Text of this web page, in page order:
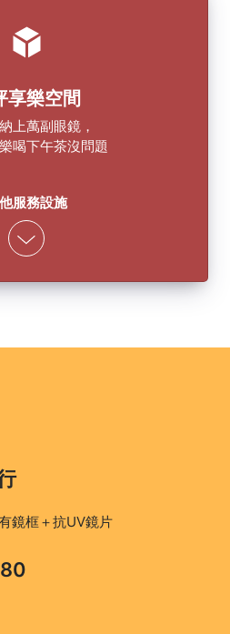
享樂空間
上萬副眼鏡，
喝下午茶沒問題
服務設施
鏡框＋抗UV鏡片